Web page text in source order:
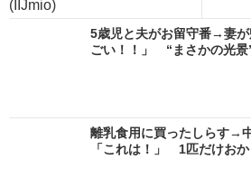
(IIJmio)
5歳児と夫がお留守番→妻
ごい！！」 “まさかの光景
離乳食用に買ったしらす→
「これは！」 1匹だけお